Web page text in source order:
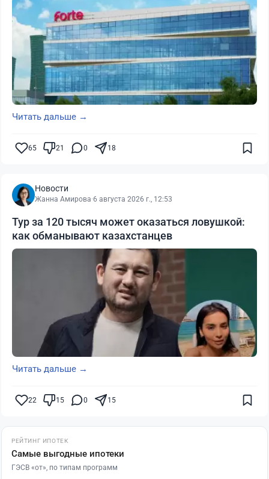
Читать дальше →
65 21 0 18
Новости
Жанна Амирова·6 августа 2026 г., 12:53
Тур за 120 тысяч может оказаться ловушкой:
как обманывают казахстанцев
Читать дальше →
22 15 0 15
РЕЙТИНГ ИПОТЕК
Самые выгодные ипотеки
ГЭСВ «от», по типам программ